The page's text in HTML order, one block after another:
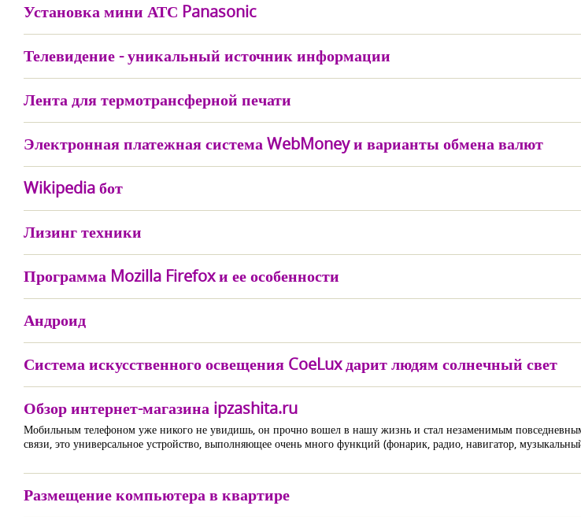
Установка мини АТС Panasonic
Телевидение - уникальный источник информации
Лента для термотрансферной печати
Электронная платежная система WebMoney и варианты обмена валют
Wikipedia бот
Лизинг техники
Программа Mozilla Firefox и ее особенности
Андроид
Система искусственного освещения CoeLux дарит людям солнечный свет
Обзор интернет-магазина ipzashita.ru
Мобильным телефоном уже никого не увидишь, он прочно вошел в нашу жизнь и стал незаменимым
связи, это универсальное устройство, выполняющее очень много функций (фонарик, радио, навигатор,
Размещение компьютера в квартире